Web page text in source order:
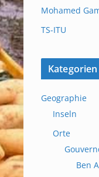
Mohamed
TS-ITU
Kategorien
Geographie
Inseln
Orte
Ben